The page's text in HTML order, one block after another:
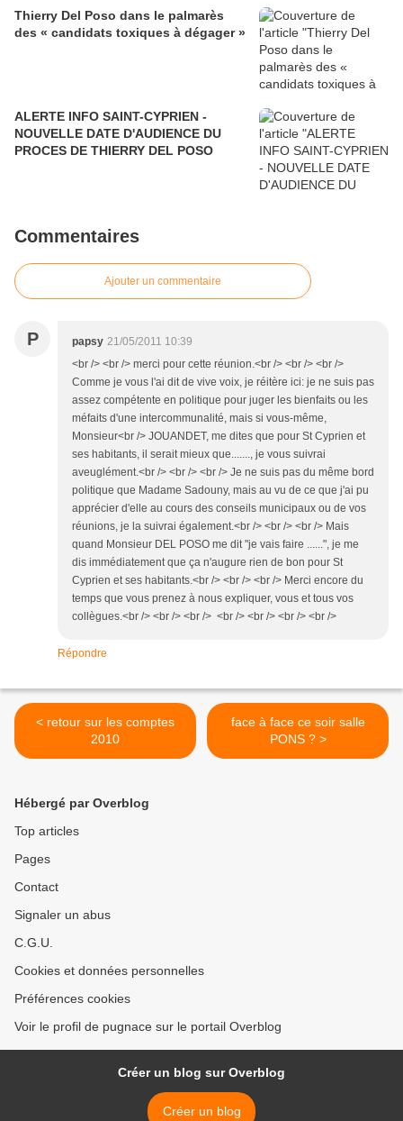
Thierry Del Poso dans le palmarès
des « candidats toxiques à dégager »
ALERTE INFO SAINT-CYPRIEN -
NOUVELLE DATE D'AUDIENCE DU
PROCES DE THIERRY DEL POSO
Commentaires
Ajouter un commentaire
P papsy 21/05/2011 10:39
<br /> <br /> merci pour cette réunion.<br /> <br /> <br />
Comme je vous l'ai dit de vive voix, je réitère ici: je ne suis pas
assez compétente en politique pour juger les bienfaits ou les
méfaits d'une intercommunalité, mais si vous-même,
Monsieur<br /> JOUANDET, me dites que pour St Cyprien et
ses habitants, il serait mieux que......., je vous suivrai
aveuglément.<br /> <br /> <br /> Je ne suis pas du même bord
politique que Madame Sadouny, mais au vu de ce que j'ai pu
apprécier d'elle au cours des conseils municipaux ou de vos
réunions, je la suivrai également.<br /> <br /> <br /> Mais
quand Monsieur DEL POSO me dit "je vais faire ......", je me
dis immédiatement que ça n'augure rien de bon pour St
Cyprien et ses habitants.<br /> <br /> <br /> Merci encore du
temps que vous prenez à nous expliquer, vous et tous vos
collègues.<br /> <br /> <br /> <br /> <br /> <br /> <br />
Répondre
< retour sur les comptes
2010
face à face ce soir salle
PONS ? >
Hébergé par Overblog
Top articles
Pages
Contact
Signaler un abus
C.G.U.
Cookies et données personnelles
Préférences cookies
Voir le profil de pugnace sur le portail Overblog
Créer un blog sur Overblog
Créer un blog